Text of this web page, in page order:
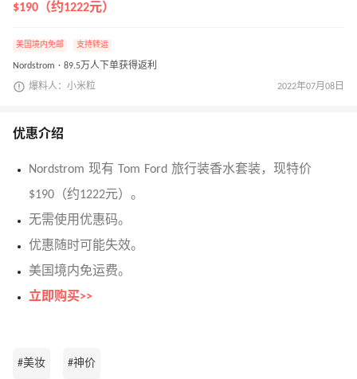
$190（约1222元）
美国境内免邮 支持转运
Nordstrom · 89.5万人下单获得返利
爆料人：小米粒 2022年07月08日
优惠介绍
Nordstrom 现有 Tom Ford 旅行装香水套装，现特价
$190（约1222元）。
无需使用优惠码。
优惠随时可能失效。
美国境内免运费。
立即购买>>
#美妆 #神价